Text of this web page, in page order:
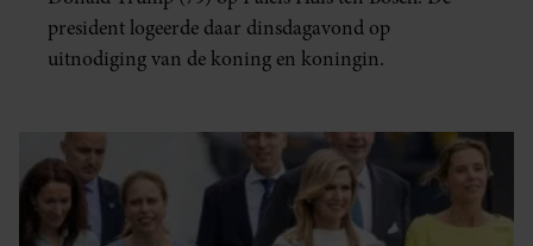
president logeerde daar dinsdagavond op
uitnodiging van de koning en koningin.